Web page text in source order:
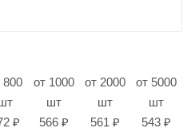
800
₽
от 1000
шт
566 ₽
от 2000
шт
561 ₽
от 5000
шт
543 ₽